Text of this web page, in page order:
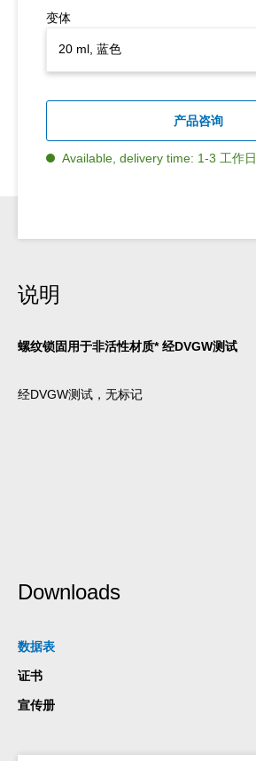
变体
产品咨询
Available, delivery time: 1-3 工作日
说明
螺纹锁固用于非活性材质* 经DVGW测试
经DVGW测试，无标记
Downloads
数据表
证书
宣传册